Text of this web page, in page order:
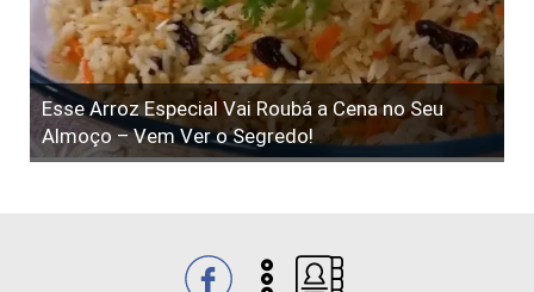
Esse Arroz Especial Vai Roubá a Cena no Seu
Almoço – Vem Ver o Segredo!